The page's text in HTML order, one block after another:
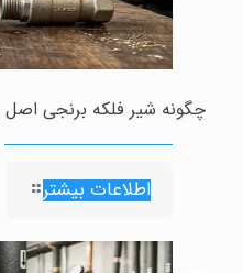
چگونه شیر فلکه برنجی
اطلاعات بیشتر